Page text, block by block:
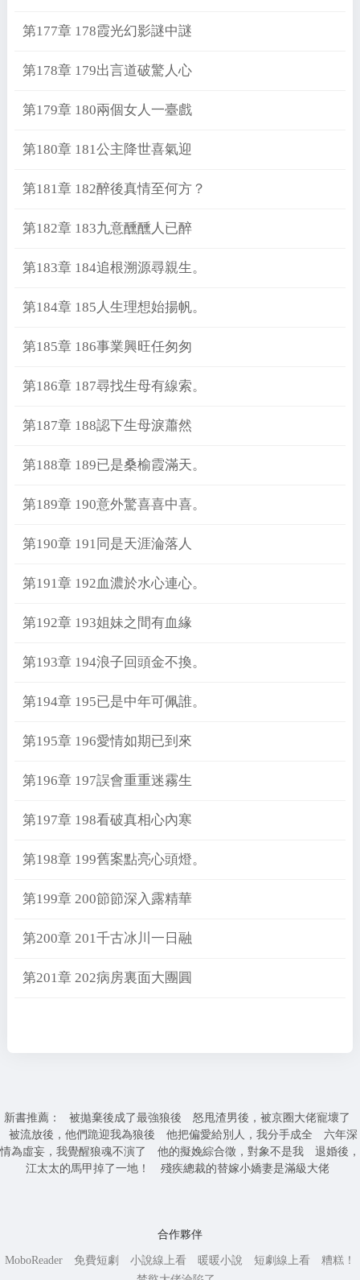
第177章 178霞光幻影謎中謎
第178章 179出言道破驚人心
第179章 180兩個女人一臺戲
第180章 181公主降世喜氣迎
第181章 182醉後真情至何方？
第182章 183九意醺醺人已醉
第183章 184追根溯源尋親生。
第184章 185人生理想始揚帆。
第185章 186事業興旺任匆匆
第186章 187尋找生母有線索。
第187章 188認下生母淚蕭然
第188章 189已是桑榆霞滿天。
第189章 190意外驚喜喜中喜。
第190章 191同是天涯淪落人
第191章 192血濃於水心連心。
第192章 193姐妹之間有血緣
第193章 194浪子回頭金不換。
第194章 195已是中年可佩誰。
第195章 196愛情如期已到來
第196章 197誤會重重迷霧生
第197章 198看破真相心內寒
第198章 199舊案點亮心頭燈。
第199章 200節節深入露精華
第200章 201千古冰川一日融
第201章 202病房裏面大團圓
新書推薦： 被拋棄後成了最強狼後
怒甩渣男後，被京圈大佬寵壞了
被流放後，他們跪迎我為狼後
他把偏愛給別人，我分手成全
六年深
情為虛妄，我覺醒狼魂不演了
他的擬娩綜合徵，對象不是我
退婚後，
江太太的馬甲掉了一地！
殘疾總裁的替嫁小嬌妻是滿級大佬
合作夥伴
MoboReader 免費短劇 小說線上看 暖暖小說 短劇線上看
糟糕！